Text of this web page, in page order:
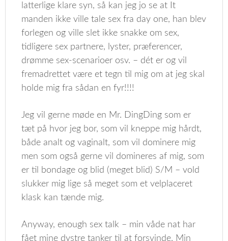
latterlige klare syn, så kan jeg jo se at It
manden ikke ville tale sex fra day one, han blev
forlegen og ville slet ikke snakke om sex,
tidligere sex partnere, lyster, præferencer,
drømme sex-scenarioer osv. – dét er og vil
fremadrettet være et tegn til mig om at jeg skal
holde mig fra sådan en fyr!!!!
Jeg vil gerne møde en Mr. DingDing som er
tæt på hvor jeg bor, som vil kneppe mig hårdt,
både analt og vaginalt, som vil dominere mig
men som også gerne vil domineres af mig, som
er til bondage og blid (meget blid) S/M – vold
slukker mig lige så meget som et velplaceret
klask kan tænde mig.
Anyway, enough sex talk – min våde nat har
fået mine dystre tanker til at forsvinde. Min